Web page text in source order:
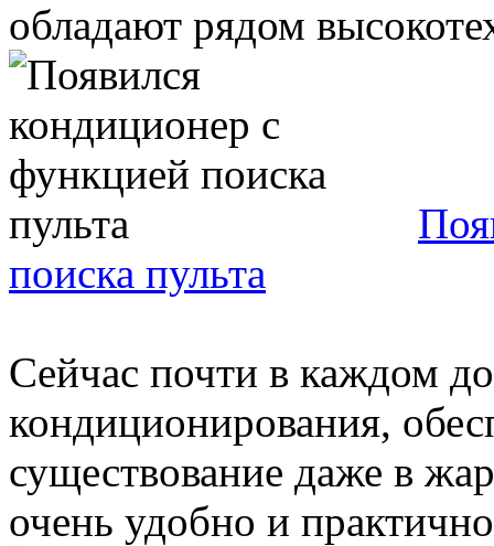
обладают рядом
поиска пульта
Сейчас почти в каждом
кондиционирования,
существование даже в
очень удобно и